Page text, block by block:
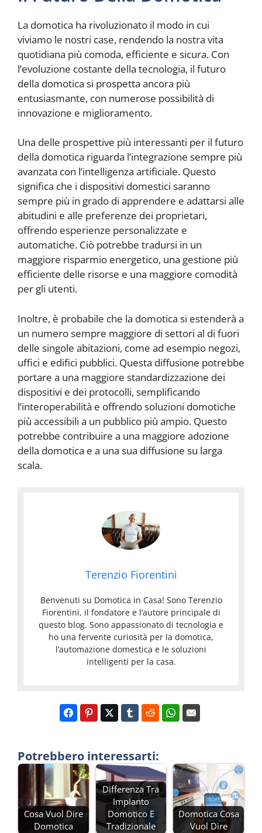
La domotica ha rivoluzionato il modo in cui
viviamo le nostri case, rendendo la nostra vita
quotidiana più comoda, efficiente e sicura. Con
l’evoluzione costante della tecnologia, il futuro
della domotica si prospetta ancora più
entusiasmante, con numerose possibilità di
innovazione e miglioramento.
Una delle prospettive più interessanti per il futuro
della domotica riguarda l’integrazione sempre più
avanzata con l’intelligenza artificiale. Questo
significa che i dispositivi domestici saranno
sempre più in grado di apprendere e adattarsi alle
abitudini e alle preferenze dei proprietari,
offrendo esperienze personalizzate e
automatiche. Ciò potrebbe tradursi in un
maggiore risparmio energetico, una gestione più
efficiente delle risorse e una maggiore comodità
per gli utenti.
Inoltre, è probabile che la domotica si estenderà a
un numero sempre maggiore di settori al di fuori
delle singole abitazioni, come ad esempio negozi,
uffici e edifici pubblici. Questa diffusione potrebbe
portare a una maggiore standardizzazione dei
dispositivi e dei protocolli, semplificando
l’interoperabilità e offrendo soluzioni domotiche
più accessibili a un pubblico più ampio. Questo
potrebbe contribuire a una maggiore adozione
della domotica e a una sua diffusione su larga
scala.
Terenzio Fiorentini
Benvenuti su Domotica in Casa! Sono Terenzio
Fiorentini, il fondatore e l’autore principale di
questo blog. Sono appassionato di tecnologia e
ho una fervente curiosità per la domotica,
l’automazione domestica e le soluzioni
intelligenti per la casa.
Potrebbero interessarti:
Cosa Vuol Dire
Domotica
Differenza Tra
Impianto
Domotico E
Tradizionale
Domotica Cosa
Vuol Dire